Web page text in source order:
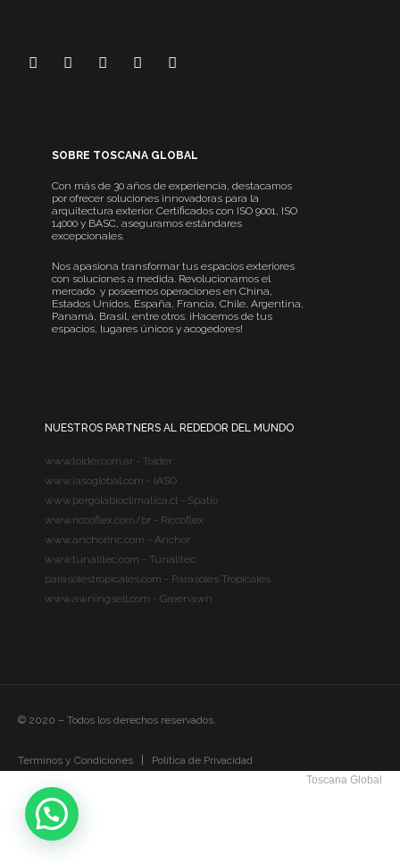
SOBRE TOSCANA GLOBAL
Con más de 30 años de experiencia, destacamos
por ofrecer soluciones innovadoras para la
arquitectura exterior. Certificados con ISO 9001, ISO
14000 y BASC, aseguramos estándares
excepcionales.
Nos apasiona transformar tus espacios exteriores
con soluciones a medida. Revolucionamos el
mercado y poseemos operaciones en China,
Estados Unidos, España, Francia, Chile, Argentina,
Panamá, Brasil, entre otros. ¡Hacemos de tus
espacios, lugares únicos y acogedores!
NUESTROS PARTNERS AL REDEDOR DEL MUNDO
www.tolder.com.ar - Tolder
www.iasoglobal.com - IASO
www.pergolabioclimatica.cl - Spatio
www.riccoflex.com/br - Riccoflex
www.anchorinc.com - Anchor
www.tunalitec.com - Tunalitec
parasolestropicales.com - Parasoles Tropicales
www.awningsell.com - Greenawn
© 2020 – Todos los derechos reservados.
Terminos y Condiciones
Política de Privacidad
Toscana Global